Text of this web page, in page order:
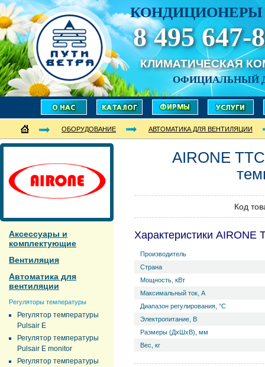
КОНДИЦИОНЕРЫ
8 495 647-
КЛИМАТИЧЕСКАЯ
ОФИЦИАЛЬНЫЙ
ОБОРУДОВАНИЕ АВТОМАТИКА ДЛЯ ВЕНТИЛЯЦИИ
Аксессуары и
комплектующие
Вентиляция
Автоматика для
вентиляции
Регуляторы температуры
Регулятор температуры
Pulsair E
Регулятор температуры
Pulsair E monitor
Регулятор температуры
AIRONE
Код
Характеристики AIRONE
Производитель
Страна
Мощность, кВт
Максимальный ток, А
Диапазон регулирования, °С
Электропитание, В
Размеры (ДхШхВ), мм
Вес, кг